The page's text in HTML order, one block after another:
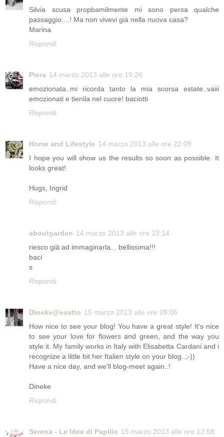
Silvia scusa propbamilmente mi sono persa qualche
passaggio....! Ma non vivevi già nella nuova casa?
Marina
Rispondi
Piera 14 marzo 2013 alle ore 19:26
emozionata..mi ricorda tanto la mia scorsa estate..vaiii
emozionati e tienila nel cuore! baciotti
Rispondi
Home and Lifestyle 14 marzo 2013 alle ore 22:09
I hope you will show us the results so soon as possible. It
looks great!
Hugs, Ingrid
Rispondi
aboutgarden 14 marzo 2013 alle ore 23:14
riesco già ad immaginarla... bellissima!!!
baci
s
Rispondi
Dineke@esatto 15 marzo 2013 alle ore 09:06
How nice to see your blog! You have a great style! It's nice
to see your love for flowers and green, and the way you
style it. My family works in Italy with Elisabetta Cardani and i
recognize a little bit her Italien style on your blog..;-))
Have a nice day, and we'll blog-meet again..!
Dineke
Rispondi
Serena - Le Idee di Papilio 15 marzo 2013 alle ore 12:58